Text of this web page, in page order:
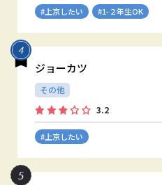
#上京したい #1-２年生OK
ジョーカツ
その他
3.2
#上京したい